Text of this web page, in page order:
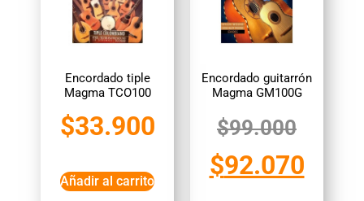
Encordado tiple
Magma TCO100
$33.900
Añadir al carrito
Encordado guitarrón
Magma GM100G
$99.000
$92.070